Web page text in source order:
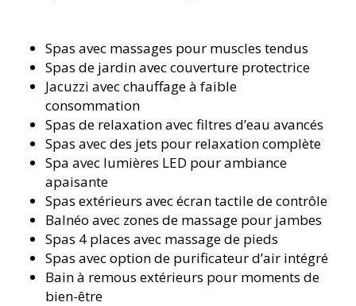
Spas avec massages pour muscles tendus
Spas de jardin avec couverture protectrice
Jacuzzi avec chauffage à faible
consommation
Spas de relaxation avec filtres d’eau avancés
Spas avec des jets pour relaxation complète
Spa avec lumières LED pour ambiance
apaisante
Spas extérieurs avec écran tactile de contrôle
Balnéo avec zones de massage pour jambes
Spas 4 places avec massage de pieds
Spas avec option de purificateur d’air intégré
Bain à remous extérieurs pour moments de
bien-être